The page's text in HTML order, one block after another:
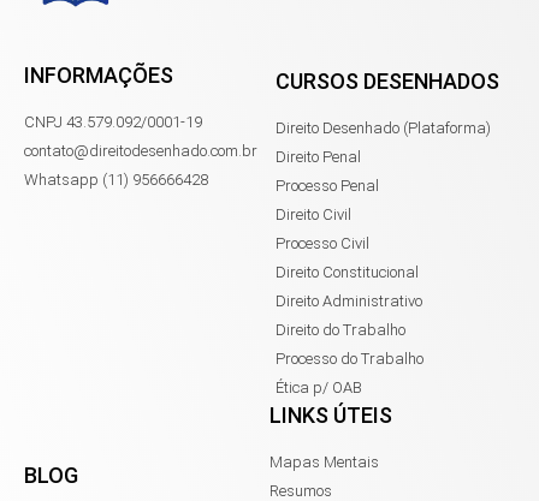
INFORMAÇÕES
CNPJ 43.579.092/0001-19
contato@direitodesenhado.com.br
Whatsapp (11) 956666428
CURSOS DESENHADOS
Direito Desenhado (Plataforma)
Direito Penal
Processo Penal
Direito Civil
Processo Civil
Direito Constitucional
Direito Administrativo
Direito do Trabalho
Processo do Trabalho
Ética p/ OAB
BLOG
LINKS ÚTEIS
Mapas Mentais
Resumos